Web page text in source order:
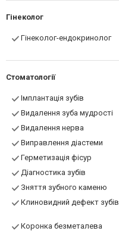
Гінеколог
Гінеколог-ендокринолог
Стоматології
Імплантація зубів
Видалення зуба мудрості
Видалення нерва
Виправлення діастеми
Герметизація фісур
Діагностика зубів
Зняття зубного каменю
Клиновидний дефект зубів
Коронка безметалева